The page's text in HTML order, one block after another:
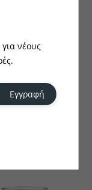
Απεριτίφ Melodia
νέους
Εγγραφή